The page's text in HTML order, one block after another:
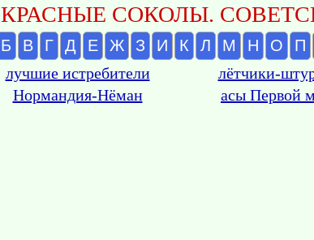
КРАСНЫЕ СОКОЛЫ.
Б В Г Д Е Ж З И К Л М Н О П
лучшие истребители
лётчики-
Нормандия-Нёман
асы Первой